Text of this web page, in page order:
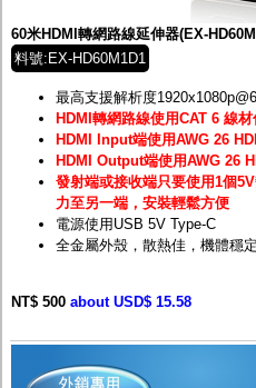
60米HDMI轉網路線延伸器(EX-
料號:EX-HD60M1D1
最高支援解析度
HDMI轉網路線使用CAT 6 線
HDMI Input端使用AWG 26
HDMI Output端使用AWG 26
發射端或接收端只要使用1個
力至另一端，安裝輕鬆方便
電源使用USB 5V Type-C
全金屬外殼，散熱佳，機體穩
NT$ 500 about USD$ 15.58